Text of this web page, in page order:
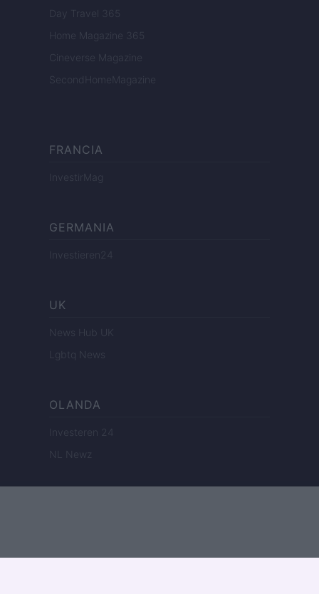
Day Travel 365
Home Magazine 365
Cineverse Magazine
SecondHomeMagazine
FRANCIA
InvestirMag
GERMANIA
Investieren24
UK
News Hub UK
Lgbtq News
OLANDA
Investeren 24
NL Newz